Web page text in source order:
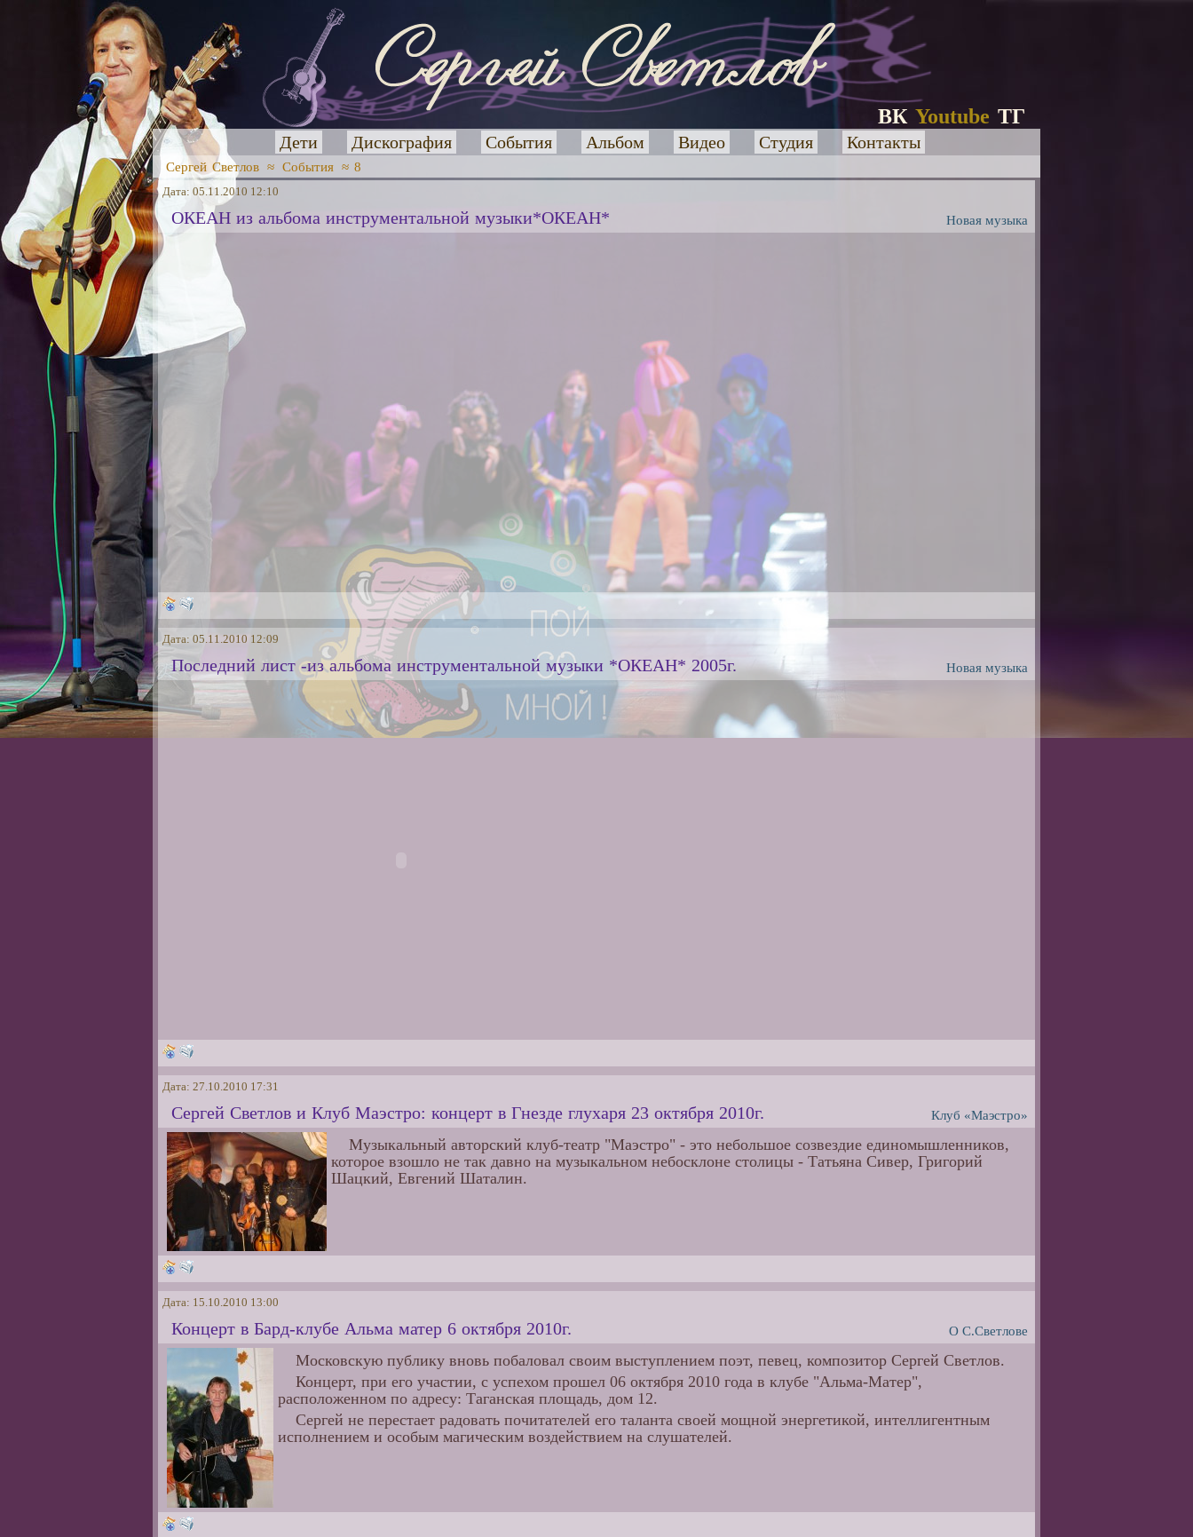
ВК Youtube ТГ
Дети Дискография События Альбом Видео Студия Контакты
Сергей Светлов ≈ События ≈ 8
Дата: 05.11.2010 12:10
ОКЕАН из альбома инструментальной музыки*ОКЕАН* Новая музыка
Дата: 05.11.2010 12:09
Последний лист -из альбома инструментальной музыки *ОКЕАН* 2005г. Новая музыка
Дата: 27.10.2010 17:31
Сергей Светлов и Клуб Маэстро: концерт в Гнезде глухаря 23 октября 2010г. Клуб «Маэстро»
Музыкальный авторский клуб-театр "Маэстро" - это небольшое созвездие единомышленников,
которое взошло не так давно на музыкальном небосклоне столицы - Татьяна Сивер, Григорий
Шацкий, Евгений Шаталин.
Дата: 15.10.2010 13:00
Концерт в Бард-клубе Альма матер 6 октября 2010г. О С.Светлове
Московскую публику вновь побаловал своим выступлением поэт, певец, композитор Сергей Светлов.
Концерт, при его участии, с успехом прошел 06 октября 2010 года в клубе "Альма-Матер",
расположенном по адресу: Таганская площадь, дом 12.
Сергей не перестает радовать почитателей его таланта своей мощной энергетикой, интеллигентным
исполнением и особым магическим воздействием на слушателей.